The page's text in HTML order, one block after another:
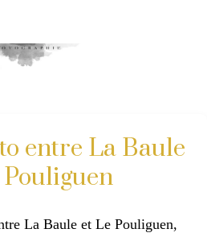
entre La Baule
La Baule et Le Pouliguen,